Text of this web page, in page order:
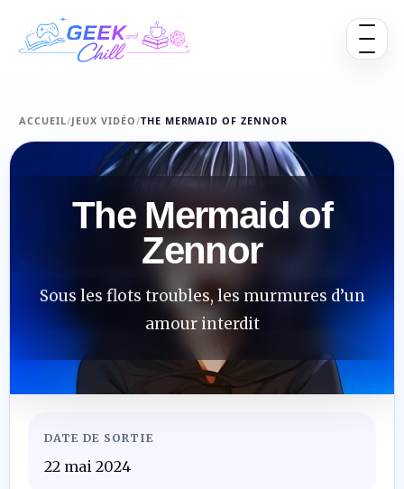
Ouvrir
ACCUEIL/JEUX VIDÉO/THE MERMAID OF ZENNOR
The Mermaid of
Zennor
Sous les flots troubles, les murmures d’un
amour interdit
DATE DE SORTIE
22 mai 2024